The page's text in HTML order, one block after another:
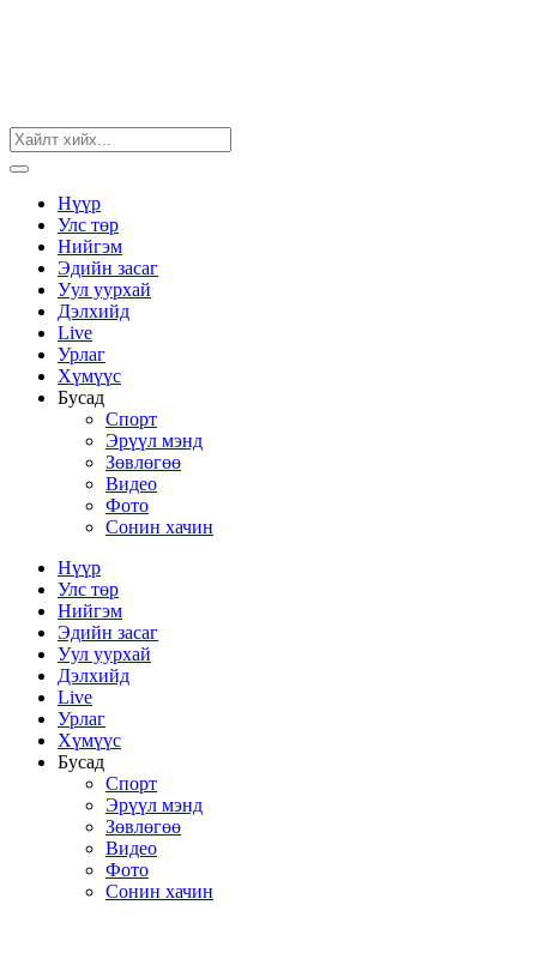
Нүүр
Улс төр
Нийгэм
Эдийн засаг
Уул уурхай
Дэлхийд
Live
Урлаг
Хүмүүс
Бусад
Спорт
Эрүүл мэнд
Зөвлөгөө
Видео
Фото
Сонин хачин
Нүүр
Улс төр
Нийгэм
Эдийн засаг
Уул уурхай
Дэлхийд
Live
Урлаг
Хүмүүс
Бусад
Спорт
Эрүүл мэнд
Зөвлөгөө
Видео
Фото
Сонин хачин